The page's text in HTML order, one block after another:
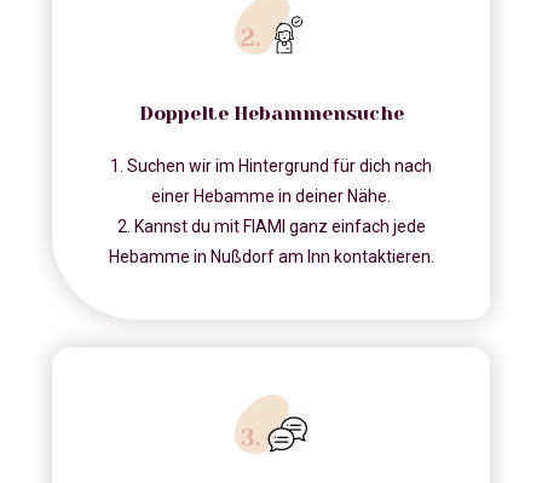
Doppelte Hebammensuche
1. Suchen wir im Hintergrund für dich nach
einer Hebamme in deiner Nähe.
2. Kannst du mit FIAMI ganz einfach jede
Hebamme in Nußdorf am Inn kontaktieren.